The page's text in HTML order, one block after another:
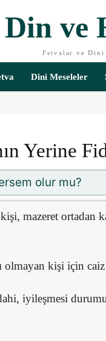
Din ve
Fetvalar ve Dini
Dini Meseleler
Yerine
olur mu?
mazeret ortadan
kişi için
iyileşmesi